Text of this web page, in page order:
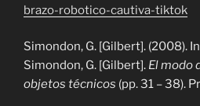
brazo-robotico-cautiva-tiktok
Simondon, G. [Gilbert]. (2008).
Simondon, G. [Gilbert]. El modo
objetos técnicos (pp. 31 – 38).